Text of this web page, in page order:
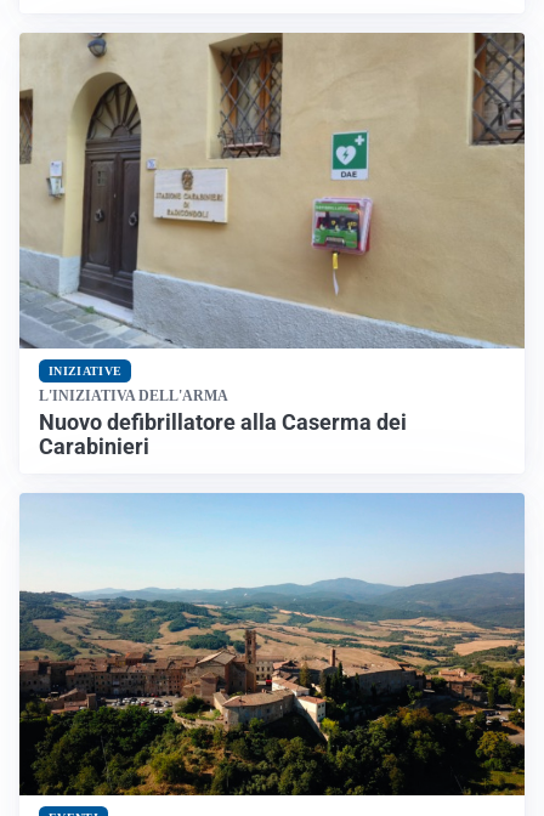
INIZIATIVE
L'INIZIATIVA DELL'ARMA
Nuovo defibrillatore alla Caserma dei
Carabinieri